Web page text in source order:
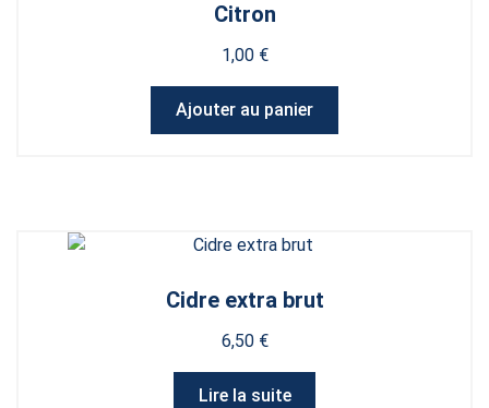
Citron
1,00 €
Ajouter au panier
Cidre extra brut
6,50 €
Lire la suite